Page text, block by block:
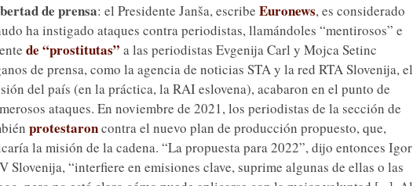
de prensa: el Presidente Janša, escribe Euronews, es considerado
ha instigado ataques contra periodistas, llamándoles “mentirosos” e
de “prostitutas” a las periodistas Evgenija Carl y Mojca Setinc
de prensa, como la agencia de noticias STA y la red RTA Slovenija, el
del país (en la práctica, la RAI eslovena), acabaron en el punto de
ataques. En noviembre de 2021, los periodistas de la sección de
protestaroncontra el nuevo plan de producción propuesto, que,
la misión de la cadena. “La propuesta para 2022”, dijo entonces Igor
Slovenija, “interfiere en emisiones clave, suprime algunas de ellas o las